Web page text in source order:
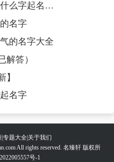
字起名好听
名字
的名字大全
解答）
】
名字
专题大全 关于我们
All rights reserved. 名臻轩 版权所
号-1